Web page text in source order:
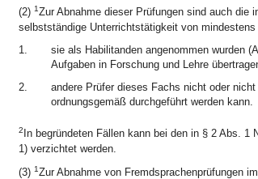
(2) 1Zur Abnahme dieser Prüfungen sind auch die
selbstständige Unterrichtstätigkeit von
1.
sie als Habilitanden angenommen wurden
Aufgaben in Forschung und Lehre
2.
andere Prüfer dieses Fachs nicht oder
ordnungsgemäß durchgeführt werden kann.
2 In begründeten Fällen kann bei den in § 2 Abs.
1) verzichtet werden.
(3) 1Zur Abnahme von Fremdsprachenprüfungen